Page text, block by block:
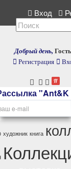
Вход
Добрый день, Гость
Регистрация
художник книга